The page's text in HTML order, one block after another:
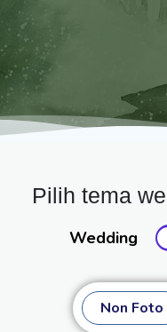
Pilih tema
Wedding
Non Foto